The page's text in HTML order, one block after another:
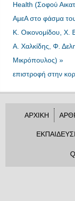
Health (Σοφού
ΑμεΑ στο φάσμα
Κ. Οικονομίδου, Χ.
Α. Χαλκίδης, Φ.
Μικρόπουλος) »
επιστροφή στην
ΑΡΧΙΚΗ